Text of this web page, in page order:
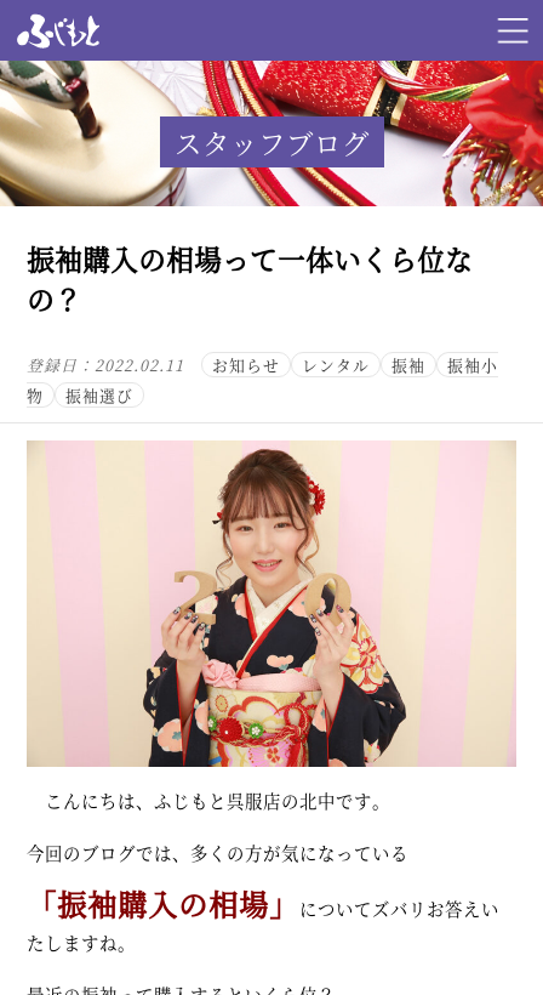
スタッフブログ
振袖購入の相場って一体いくら位な
の？
登録日：2022.02.11 お知らせ レンタル 振袖
振袖小
物
振袖選び
こんにちは、ふじもと呉服店の北中です。
今回のブログでは、多くの方が気になっている
「振袖購入の相場」
についてズバリお答えい
たしますね。